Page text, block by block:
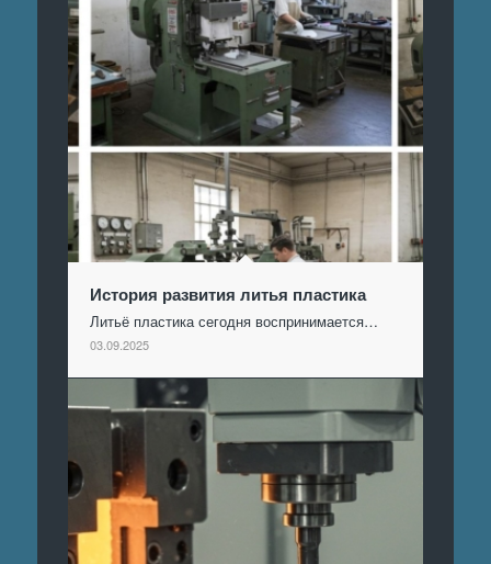
История развития литья пластика
Литьё пластика сегодня воспринимается…
03.09.2025